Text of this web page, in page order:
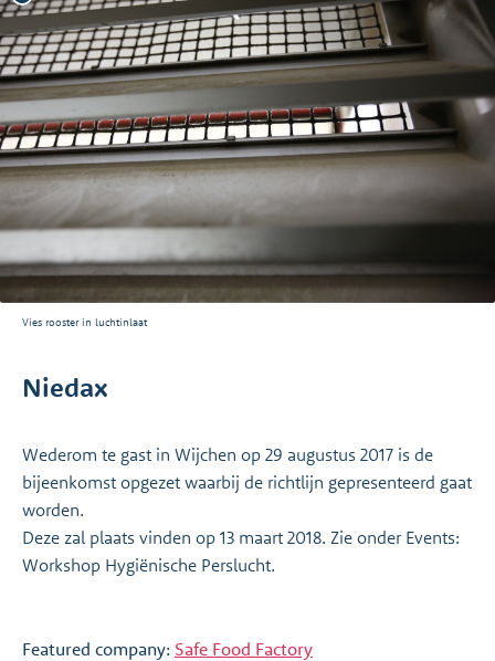
Vies rooster in luchtinlaat
Niedax
Wederom te gast in Wijchen op 29 augustus 2017 is de
bijeenkomst opgezet waarbij de richtlijn gepresenteerd gaat
worden.
Deze zal plaats vinden op 13 maart 2018. Zie onder Events:
Workshop Hygiënische Perslucht.
Featured company: Safe Food Factory